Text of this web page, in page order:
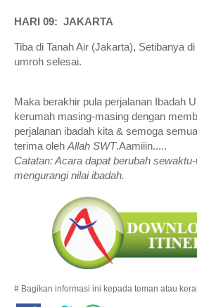
HARI 09: JAKARTA
Tiba di Tanah Air (Jakarta), Setibanya
umroh selesai.
Maka berakhir pula perjalanan Ibadah
kerumah masing-masing dengan
perjalanan ibadah kita & semoga
terima oleh Allah SWT.Aamiiin.....
Catatan: Acara dapat berubah
mengurangi nilai ibadah.
# Bagikan informasi ini kepada teman atau